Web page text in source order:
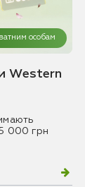
особам
Western
000 грн